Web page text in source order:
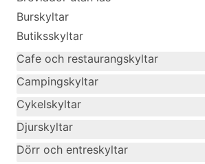
Burskyltar
Butiksskyltar
Cafe och restaurangskyltar
Campingskyltar
Cykelskyltar
Djurskyltar
Dörr och entreskyltar